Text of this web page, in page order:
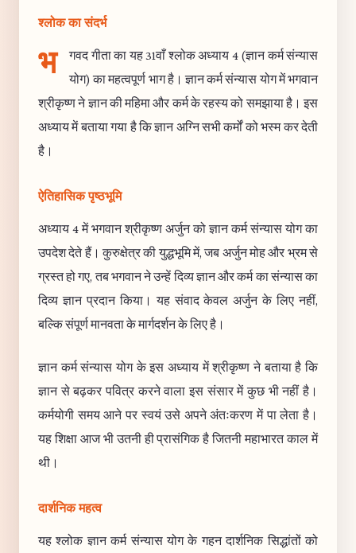
श्लोक का संदर्भ
भ
गवद गीता का यह 31वाँ श्लोक अध्याय 4 (ज्ञान कर्म संन्यास
योग) का महत्वपूर्ण भाग है। ज्ञान कर्म संन्यास योग में भगवान
श्रीकृष्ण ने ज्ञान की महिमा और कर्म के रहस्य को समझाया है। इस
अध्याय में बताया गया है कि ज्ञान अग्नि सभी कर्मों को भस्म कर देती
है।
ऐतिहासिक पृष्ठभूमि
अध्याय 4 में भगवान श्रीकृष्ण अर्जुन को ज्ञान कर्म संन्यास योग का
उपदेश देते हैं। कुरुक्षेत्र की युद्धभूमि में, जब अर्जुन मोह और भ्रम से
ग्रस्त हो गए, तब भगवान ने उन्हें दिव्य ज्ञान और कर्म का संन्यास का
दिव्य ज्ञान प्रदान किया। यह संवाद केवल अर्जुन के लिए नहीं,
बल्कि संपूर्ण मानवता के मार्गदर्शन के लिए है।
ज्ञान कर्म संन्यास योग के इस अध्याय में श्रीकृष्ण ने बताया है कि
ज्ञान से बढ़कर पवित्र करने वाला इस संसार में कुछ भी नहीं है।
कर्मयोगी समय आने पर स्वयं उसे अपने अंतःकरण में पा लेता है।
यह शिक्षा आज भी उतनी ही प्रासंगिक है जितनी महाभारत काल में
थी।
दार्शनिक महत्व
यह श्लोक ज्ञान कर्म संन्यास योग के गहन दार्शनिक सिद्धांतों को